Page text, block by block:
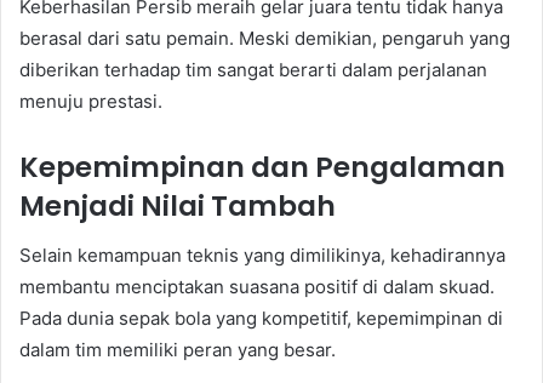
Keberhasilan Persib meraih gelar juara tentu tidak hanya
berasal dari satu pemain. Meski demikian, pengaruh yang
diberikan terhadap tim sangat berarti dalam perjalanan
menuju prestasi.
Kepemimpinan dan Pengalaman
Menjadi Nilai Tambah
Selain kemampuan teknis yang dimilikinya, kehadirannya
membantu menciptakan suasana positif di dalam skuad.
Pada dunia sepak bola yang kompetitif, kepemimpinan di
dalam tim memiliki peran yang besar.